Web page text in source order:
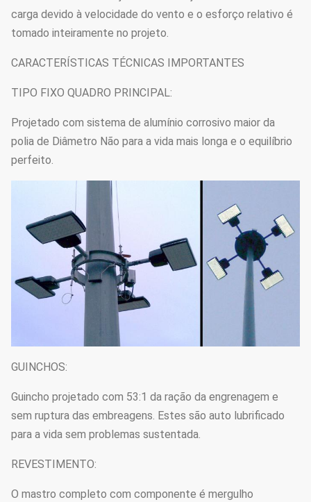
carga devido à velocidade do vento e o esforço relativo é
tomado inteiramente no projeto.
CARACTERÍSTICAS TÉCNICAS IMPORTANTES
TIPO FIXO QUADRO PRINCIPAL:
Projetado com sistema de alumínio corrosivo maior da
polia de Diâmetro Não para a vida mais longa e o equilíbrio
perfeito.
GUINCHOS:
Guincho projetado com 53:1 da ração da engrenagem e
sem ruptura das embreagens. Estes são auto lubrificado
para a vida sem problemas sustentada.
REVESTIMENTO:
O mastro completo com componente é mergulho